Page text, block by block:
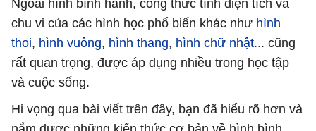
Ngoài hình bình hành, công thức tính diện tích và
chu vi của các hình học phổ biến khác như hình
thoi, hình vuông, hình thang, hình chữ nhật... cũng
rất quan trọng, được áp dụng nhiều trong học tập
và cuộc sống.
Hi vọng qua bài viết trên đây, bạn đã hiểu rõ hơn và